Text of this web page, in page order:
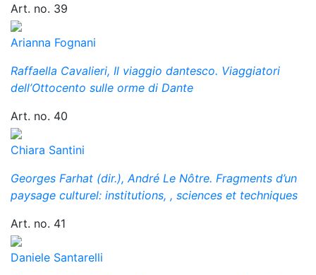
Art. no. 39
Arianna Fognani
Raffaella Cavalieri, Il viaggio dantesco. Viaggiatori
dell’Ottocento sulle orme di Dante
Art. no. 40
Chiara Santini
Georges Farhat (dir.), André Le Nôtre. Fragments d’un
paysage culturel: institutions, , sciences et techniques
Art. no. 41
Daniele Santarelli